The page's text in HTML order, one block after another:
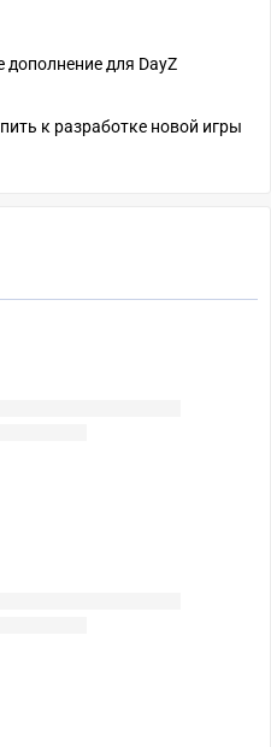
для DayZ
к разработке новой игры